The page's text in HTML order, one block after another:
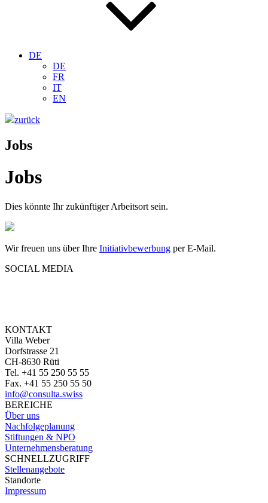
DE
DE
FR
IT
EN
zurück
Jobs
Jobs
Dies könnte Ihr zukünftiger Arbeitsort sein.
Wir freuen uns über Ihre Initiativbewerbung per E-Mail.
SOCIAL MEDIA
KONTAKT
Villa Weber
Dorfstrasse 21
CH-8630 Rüti
Tel. +41 55 250 55 55
Fax. +41 55 250 55 50
info@consulta.swiss
BEREICHE
Über uns
Nachfolgeplanung
Stiftungen & NPO
Unternehmensberatung
SCHNELLZUGRIFF
Stellenangebote
Standorte
Impressum